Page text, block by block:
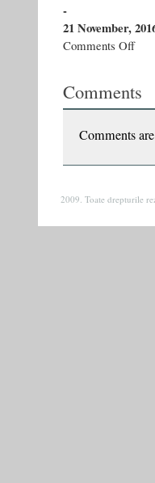
-
21 November,
Comments Offon
Ernu.
Comments
Comments
2009. Toate drepturile